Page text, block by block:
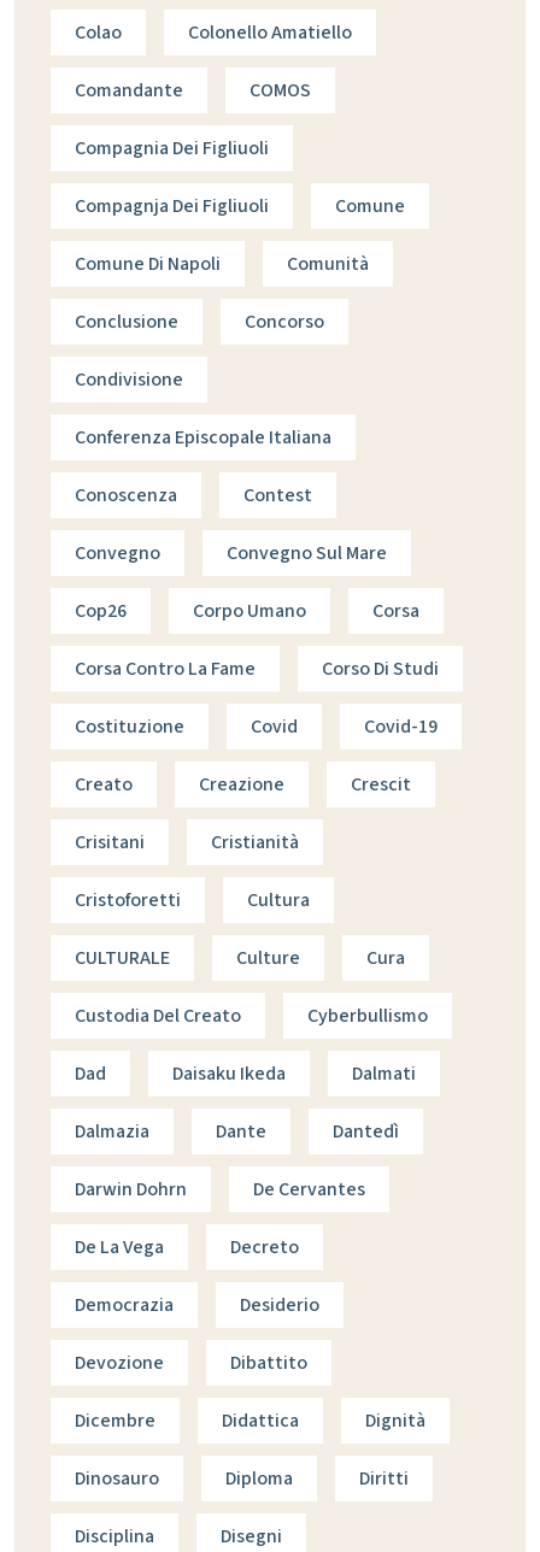
Colao Colonello Amatiello
Comandante COMOS
Compagnia Dei Figliuoli
Compagnja Dei Figliuoli Comune
Comune Di Napoli Comunità
Conclusione Concorso
Condivisione
Conferenza Episcopale Italiana
Conoscenza Contest
Convegno Convegno Sul Mare
Cop26 Corpo Umano Corsa
Corsa Contro La Fame Corso Di Studi
Costituzione Covid Covid-19
Creato Creazione Crescit
Crisitani Cristianità
Cristoforetti Cultura
CULTURALE Culture Cura
Custodia Del Creato Cyberbullismo
Dad Daisaku Ikeda Dalmati
Dalmazia Dante Dantedì
Darwin Dohrn De Cervantes
De La Vega Decreto
Democrazia Desiderio
Devozione Dibattito
Dicembre Didattica Dignità
Dinosauro Diploma Diritti
Disciplina Disegni